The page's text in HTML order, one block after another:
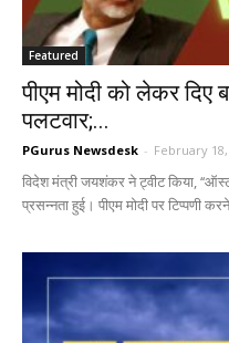
Featured
पीएम मोदी को लेकर
पलटवार;...
PGurus Newsdesk - February 18,
विदेश मंत्री जयशंकर ने ट्वीट किया,
प्रसन्नता हुई। पीएम मोदी पर टिप्पणी